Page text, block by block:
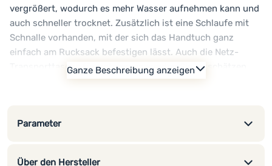
vergrößert, wodurch es mehr Wasser aufnehmen kann und
auch schneller trocknet. Zusätzlich ist eine Schlaufe mit
Schnalle vorhanden, mit der sich das Handtuch ganz
einfach am Rucksack befestigen lässt. Auch die Netz-
Transporttasche für unterwegs werden Sie zu schätzen
antibakteriell
Gurt zur Befestigung am Rucksack
Ganze Beschreibung anzeigen
Parameter
Über den Hersteller